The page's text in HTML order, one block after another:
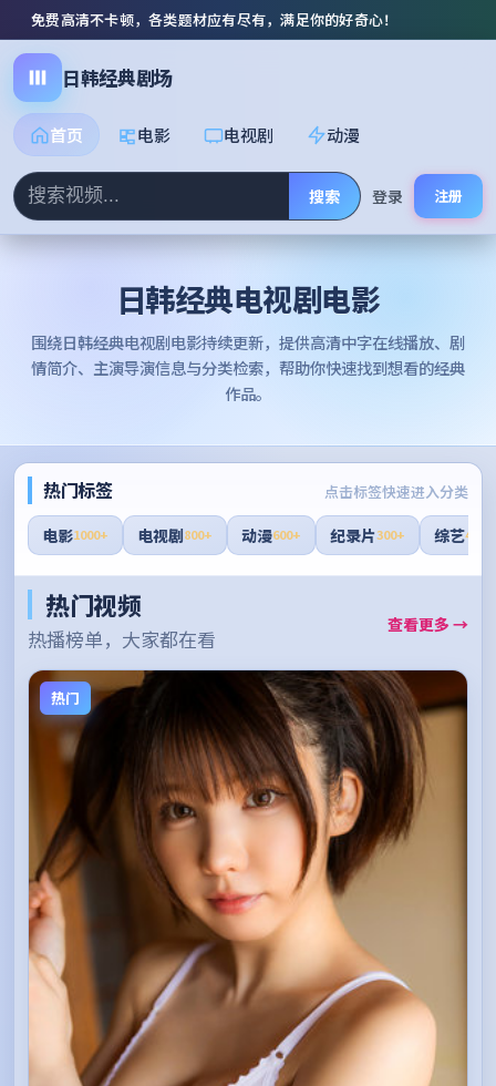
免费高清不卡顿，各类题材应有尽有，满足你的好奇心！
日韩经典剧场
首页 电影 电视剧 动漫
搜索 登录 注册
日韩经典电视剧电影
围绕日韩经典电视剧电影持续更新，提供高清中字在线播放、剧
情简介、主演导演信息与分类检索，帮助你快速找到想看的经典
作品。
热门标签 点击标签快速进入分类
电影1000+ 电视剧800+ 动漫600+ 纪录片300+ 综艺400+
热门视频
热播榜单，大家都在看
查看更多 →
热门